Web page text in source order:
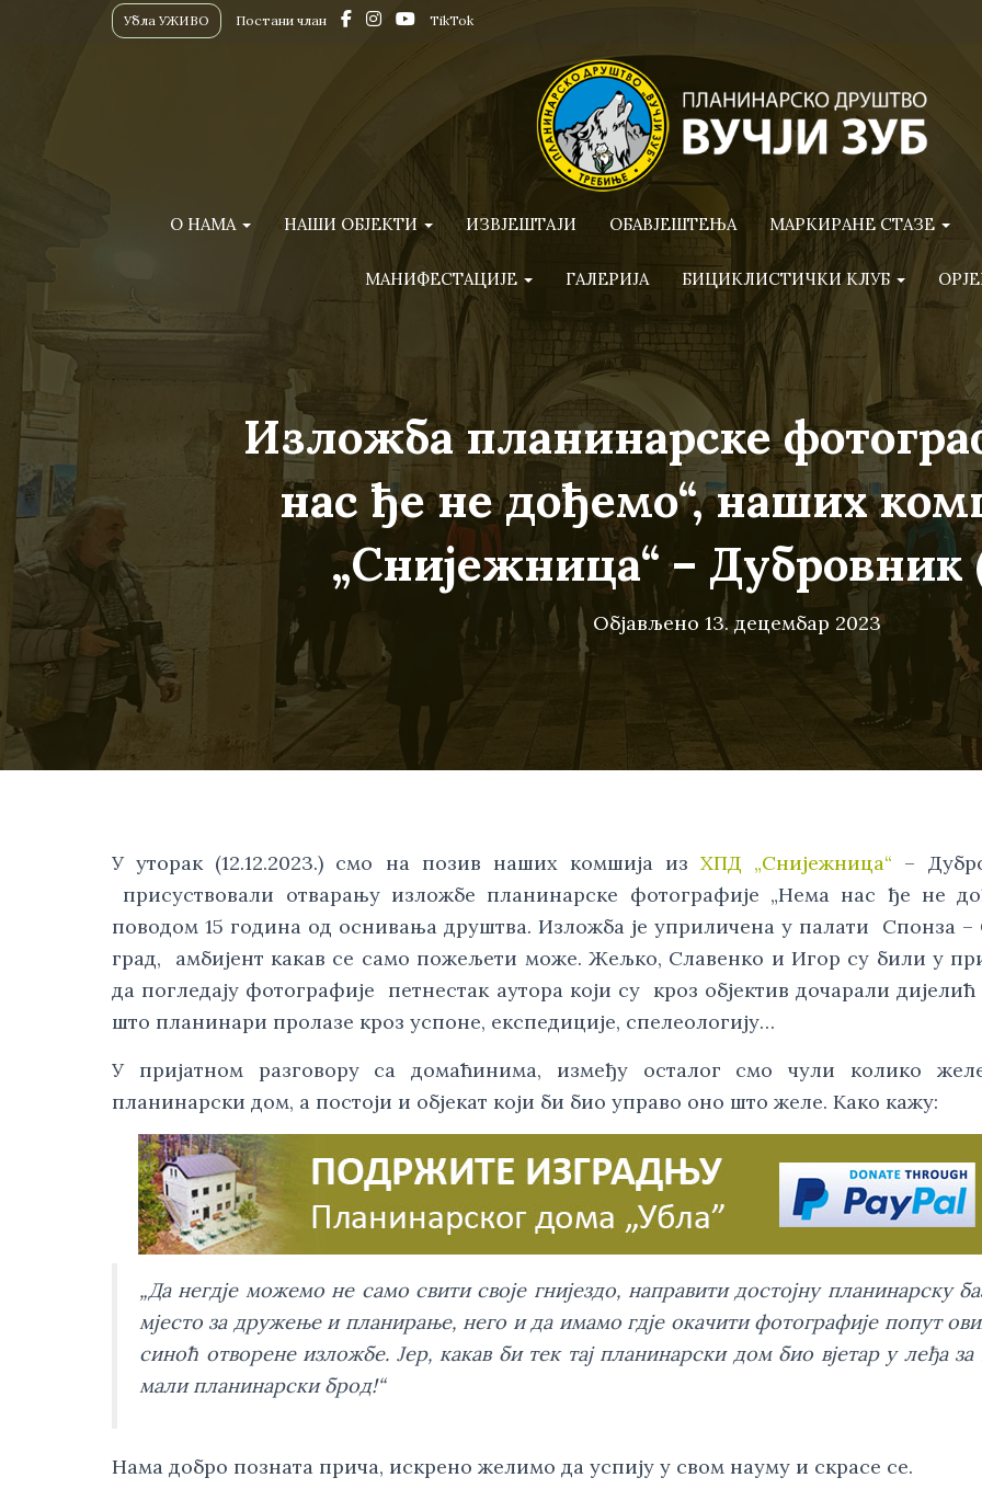
Убла УЖИВО Постани члан TikTok
О НАМА НАШИ ОБЈЕКТИ ИЗВЈЕШТАЈИ ОБАВЈЕШТЕЊА МАРКИРАНЕ СТАЗЕ
МАНИФЕСТАЦИЈЕ ГАЛЕРИЈА БИЦИКЛИСТИЧКИ КЛУБ
Изложба планинарске
нас ђе не дођемо“, наших
„Снијежница“ –
Објављено 13. децембар 2023
У уторак (12.12.2023.) смо на позив наших комшија изХПД „Снијежница“ –
присуствовали отварању изложбе планинарске фотографије „Нема нас ђе не
поводом 15 година од оснивања друштва. Изложба је уприличена у палати Спонза –
град, амбијент какав се само пожељети може. Жељко, Славенко и Игор су били у
да погледају фотографије петнестак аутора који су кроз објектив дочарали
што планинари пролазе кроз успоне, експедиције, спелеологију…
У пријатном разговору са домаћинима, између осталог смо чули колико
планинарски дом, а постоји и објекат који би био управо оно што желе. Како кажу:
„Да негдје можемо не само свити своје гнијездо, направити достојну планинарску
мјесто за дружење и планирање, него и да имамо гдје окачити фотографије попут
синоћ отворене изложбе. Јер, какав би тек тај планинарски дом био вјетар у леђа
мали планинарски брод!“
Нама добро позната прича, искрено желимо да успију у свом науму и скрасе се.